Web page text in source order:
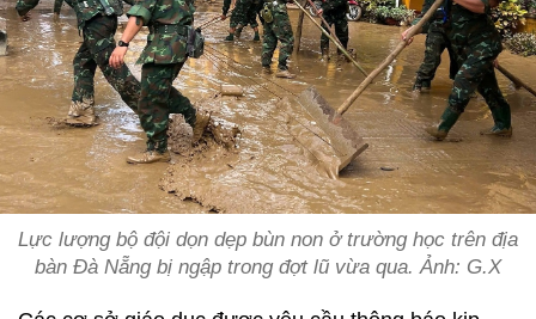
Lực lượng bộ đội dọn dẹp bùn non ở trường học trên địa
bàn Đà Nẵng bị ngập trong đợt lũ vừa qua. Ảnh: G.X